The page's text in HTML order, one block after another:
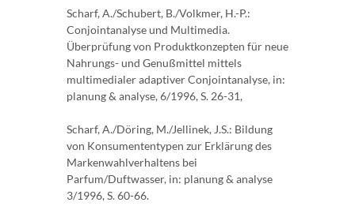
Scharf, A./Schubert, B./Volkmer, H.-P.:
Conjointanalyse und Multimedia.
Überprüfung von Produktkonzepten für neue
Nahrungs- und Genußmittel mittels
multimedialer adaptiver Conjointanalyse, in:
planung & analyse, 6/1996, S. 26-31,
Scharf, A./Döring, M./Jellinek, J.S.: Bildung
von Konsumententypen zur Erklärung des
Mar­kenwahlverhaltens bei
Parfum/Duftwasser, in: planung & analyse
3/1996, S. 60-66.